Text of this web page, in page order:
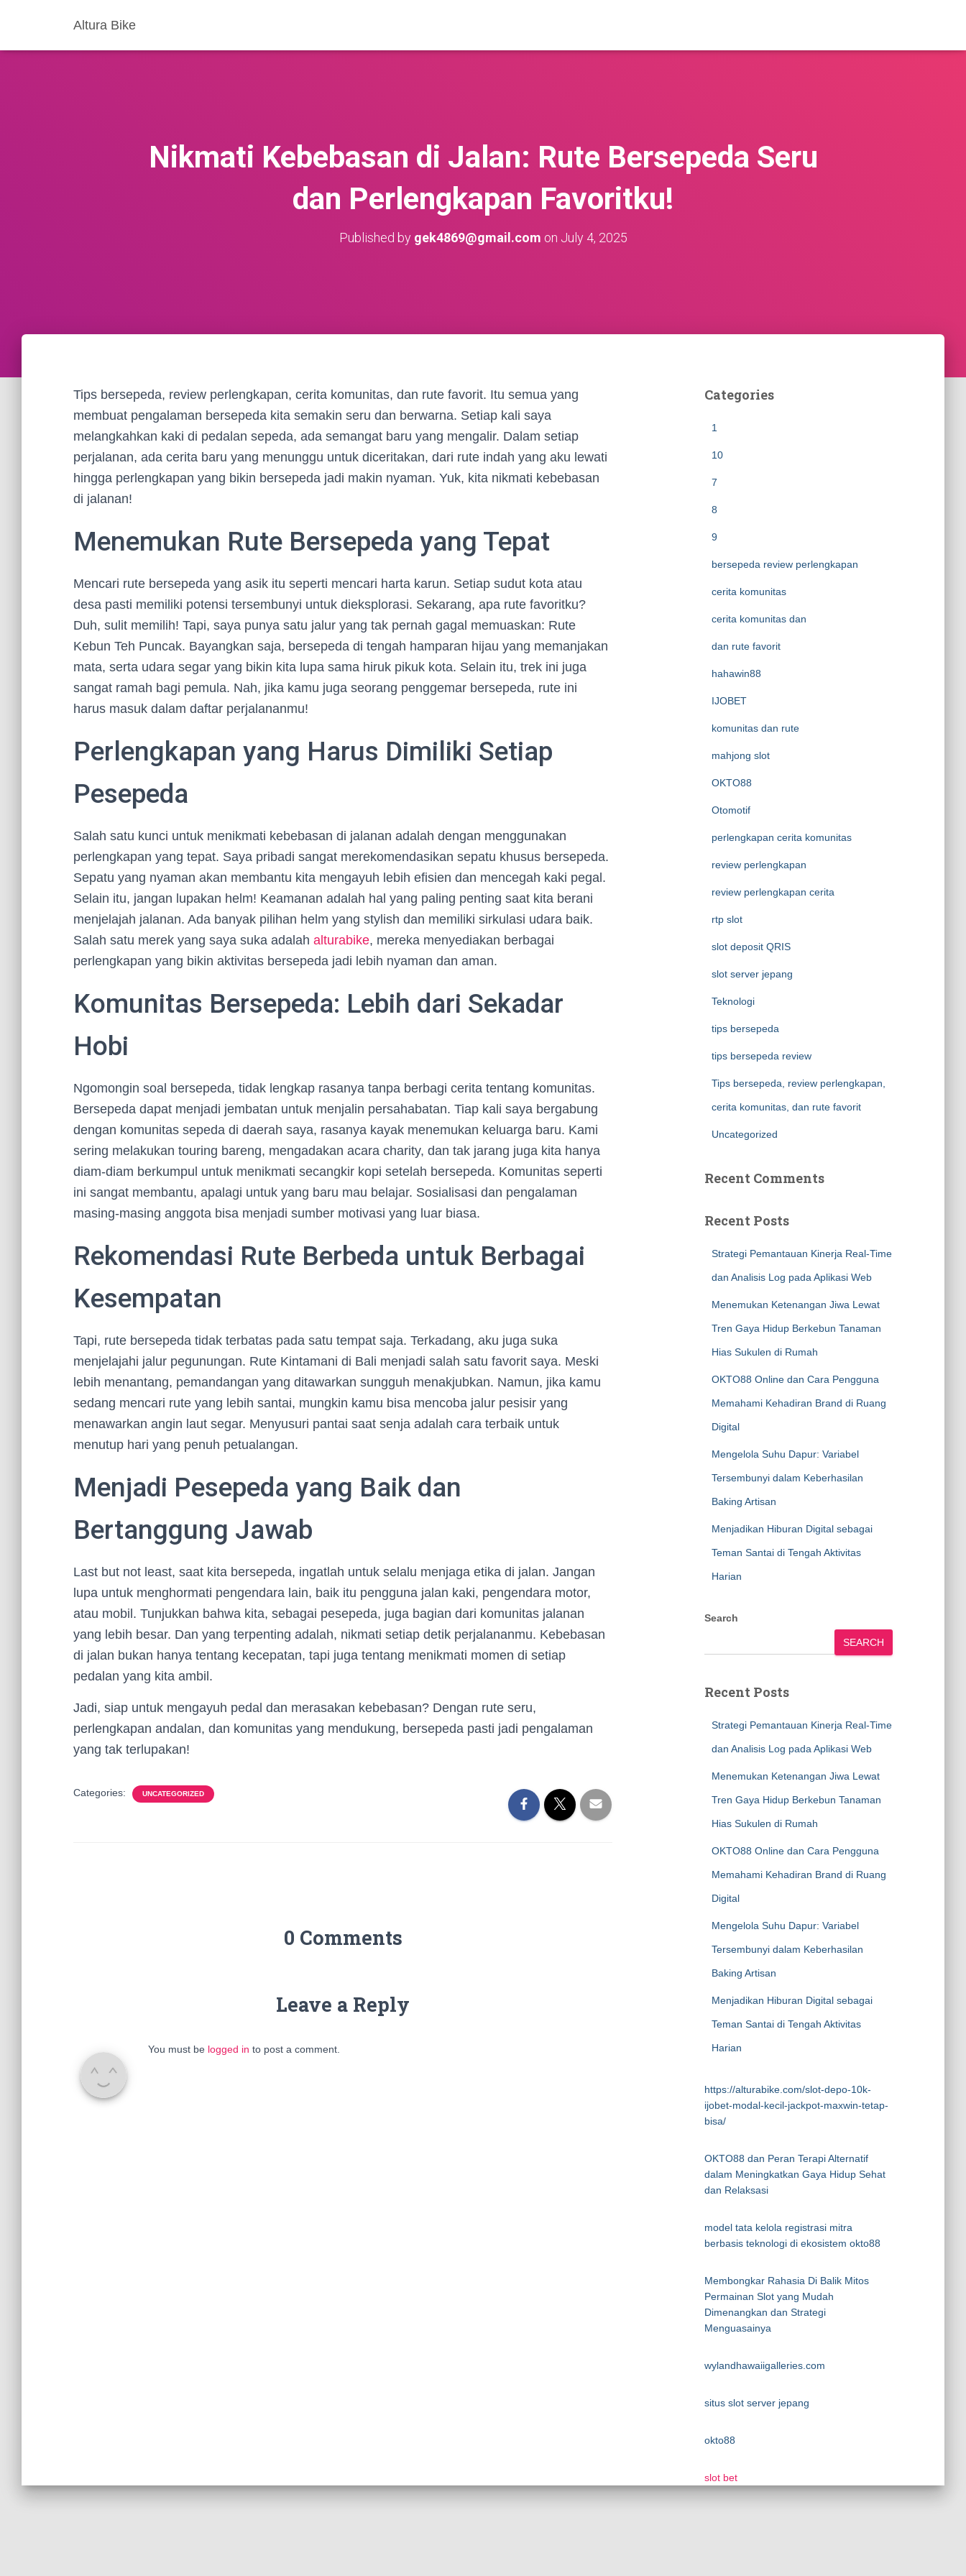
Altura Bike
Nikmati Kebebasan di Jalan: Rute Bersepeda Seru
dan Perlengkapan Favoritku!
Published by gek4869@gmail.com on July 4, 2025
Tips bersepeda, review perlengkapan, cerita komunitas, dan rute favorit. Itu semua yang
membuat pengalaman bersepeda kita semakin seru dan berwarna. Setiap kali saya
melangkahkan kaki di pedalan sepeda, ada semangat baru yang mengalir. Dalam setiap
perjalanan, ada cerita baru yang menunggu untuk diceritakan, dari rute indah yang aku lewati
hingga perlengkapan yang bikin bersepeda jadi makin nyaman. Yuk, kita nikmati kebebasan
di jalanan!
Menemukan Rute Bersepeda yang Tepat
Mencari rute bersepeda yang asik itu seperti mencari harta karun. Setiap sudut kota atau
desa pasti memiliki potensi tersembunyi untuk dieksplorasi. Sekarang, apa rute favoritku?
Duh, sulit memilih! Tapi, saya punya satu jalur yang tak pernah gagal memuaskan: Rute
Kebun Teh Puncak. Bayangkan saja, bersepeda di tengah hamparan hijau yang memanjakan
mata, serta udara segar yang bikin kita lupa sama hiruk pikuk kota. Selain itu, trek ini juga
sangat ramah bagi pemula. Nah, jika kamu juga seorang penggemar bersepeda, rute ini
harus masuk dalam daftar perjalananmu!
Perlengkapan yang Harus Dimiliki Setiap
Pesepeda
Salah satu kunci untuk menikmati kebebasan di jalanan adalah dengan menggunakan
perlengkapan yang tepat. Saya pribadi sangat merekomendasikan sepatu khusus bersepeda.
Sepatu yang nyaman akan membantu kita mengayuh lebih efisien dan mencegah kaki pegal.
Selain itu, jangan lupakan helm! Keamanan adalah hal yang paling penting saat kita berani
menjelajah jalanan. Ada banyak pilihan helm yang stylish dan memiliki sirkulasi udara baik.
Salah satu merek yang saya suka adalah alturabike, mereka menyediakan berbagai
perlengkapan yang bikin aktivitas bersepeda jadi lebih nyaman dan aman.
Komunitas Bersepeda: Lebih dari Sekadar
Hobi
Ngomongin soal bersepeda, tidak lengkap rasanya tanpa berbagi cerita tentang komunitas.
Bersepeda dapat menjadi jembatan untuk menjalin persahabatan. Tiap kali saya bergabung
dengan komunitas sepeda di daerah saya, rasanya kayak menemukan keluarga baru. Kami
sering melakukan touring bareng, mengadakan acara charity, dan tak jarang juga kita hanya
diam-diam berkumpul untuk menikmati secangkir kopi setelah bersepeda. Komunitas seperti
ini sangat membantu, apalagi untuk yang baru mau belajar. Sosialisasi dan pengalaman
masing-masing anggota bisa menjadi sumber motivasi yang luar biasa.
Rekomendasi Rute Berbeda untuk Berbagai
Kesempatan
Tapi, rute bersepeda tidak terbatas pada satu tempat saja. Terkadang, aku juga suka
menjelajahi jalur pegunungan. Rute Kintamani di Bali menjadi salah satu favorit saya. Meski
lebih menantang, pemandangan yang ditawarkan sungguh menakjubkan. Namun, jika kamu
sedang mencari rute yang lebih santai, mungkin kamu bisa mencoba jalur pesisir yang
menawarkan angin laut segar. Menyusuri pantai saat senja adalah cara terbaik untuk
menutup hari yang penuh petualangan.
Menjadi Pesepeda yang Baik dan
Bertanggung Jawab
Last but not least, saat kita bersepeda, ingatlah untuk selalu menjaga etika di jalan. Jangan
lupa untuk menghormati pengendara lain, baik itu pengguna jalan kaki, pengendara motor,
atau mobil. Tunjukkan bahwa kita, sebagai pesepeda, juga bagian dari komunitas jalanan
yang lebih besar. Dan yang terpenting adalah, nikmati setiap detik perjalananmu. Kebebasan
di jalan bukan hanya tentang kecepatan, tapi juga tentang menikmati momen di setiap
pedalan yang kita ambil.
Jadi, siap untuk mengayuh pedal dan merasakan kebebasan? Dengan rute seru,
perlengkapan andalan, dan komunitas yang mendukung, bersepeda pasti jadi pengalaman
yang tak terlupakan!
Categories: UNCATEGORIZED
0 Comments
Leave a Reply
You must be logged in to post a comment.
Categories
1
10
7
8
9
bersepeda review perlengkapan
cerita komunitas
cerita komunitas dan
dan rute favorit
hahawin88
IJOBET
komunitas dan rute
mahjong slot
OKTO88
Otomotif
perlengkapan cerita komunitas
review perlengkapan
review perlengkapan cerita
rtp slot
slot deposit QRIS
slot server jepang
Teknologi
tips bersepeda
tips bersepeda review
Tips bersepeda, review perlengkapan,
cerita komunitas, dan rute favorit
Uncategorized
Recent Comments
Recent Posts
Strategi Pemantauan Kinerja Real-Time
dan Analisis Log pada Aplikasi Web
Menemukan Ketenangan Jiwa Lewat
Tren Gaya Hidup Berkebun Tanaman
Hias Sukulen di Rumah
OKTO88 Online dan Cara Pengguna
Memahami Kehadiran Brand di Ruang
Digital
Mengelola Suhu Dapur: Variabel
Tersembunyi dalam Keberhasilan
Baking Artisan
Menjadikan Hiburan Digital sebagai
Teman Santai di Tengah Aktivitas
Harian
Search
SEARCH
Recent Posts
Strategi Pemantauan Kinerja Real-Time
dan Analisis Log pada Aplikasi Web
Menemukan Ketenangan Jiwa Lewat
Tren Gaya Hidup Berkebun Tanaman
Hias Sukulen di Rumah
OKTO88 Online dan Cara Pengguna
Memahami Kehadiran Brand di Ruang
Digital
Mengelola Suhu Dapur: Variabel
Tersembunyi dalam Keberhasilan
Baking Artisan
Menjadikan Hiburan Digital sebagai
Teman Santai di Tengah Aktivitas
Harian
https://alturabike.com/slot-depo-10k-
ijobet-modal-kecil-jackpot-maxwin-tetap-
bisa/
OKTO88 dan Peran Terapi Alternatif
dalam Meningkatkan Gaya Hidup Sehat
dan Relaksasi
model tata kelola registrasi mitra
berbasis teknologi di ekosistem okto88
Membongkar Rahasia Di Balik Mitos
Permainan Slot yang Mudah
Dimenangkan dan Strategi
Menguasainya
wylandhawaiigalleries.com
situs slot server jepang
okto88
slot bet